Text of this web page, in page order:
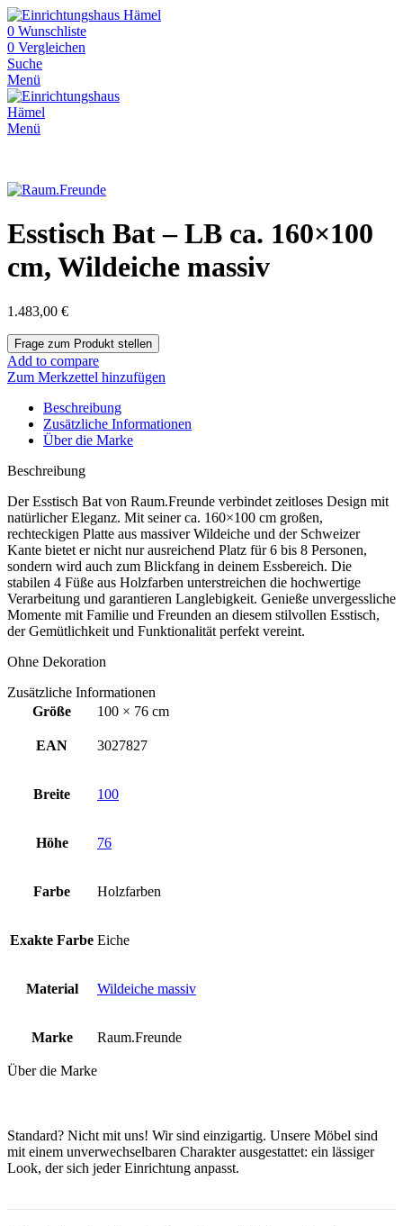
0 Wunschliste
0 Vergleichen
Suche
Menü
Menü
Esstisch Bat – LB ca. 160×100
cm, Wildeiche massiv
1.483,00 €
Add to compare
Zum Merkzettel hinzufügen
Beschreibung
Zusätzliche Informationen
Über die Marke
Beschreibung
Der Esstisch Bat von Raum.Freunde verbindet zeitloses Design mit
natürlicher Eleganz. Mit seiner ca. 160×100 cm großen,
rechteckigen Platte aus massiver Wildeiche und der Schweizer
Kante bietet er nicht nur ausreichend Platz für 6 bis 8 Personen,
sondern wird auch zum Blickfang in deinem Essbereich. Die
stabilen 4 Füße aus Holzfarben unterstreichen die hochwertige
Verarbeitung und garantieren Langlebigkeit. Genieße unvergessliche
Momente mit Familie und Freunden an diesem stilvollen Esstisch,
der Gemütlichkeit und Funktionalität perfekt vereint.
Ohne Dekoration
Zusätzliche Informationen
Größe
100 × 76 cm
EAN 3027827
Breite 100
Höhe 76
Farbe Holzfarben
Exakte Farbe Eiche
Material Wildeiche massiv
Marke Raum.Freunde
Über die Marke
Standard? Nicht mit uns! Wir sind einzigartig. Unsere Möbel sind
mit einem unverwechselbaren Charakter ausgestattet: ein lässiger
Look, der sich jeder Einrichtung anpasst.